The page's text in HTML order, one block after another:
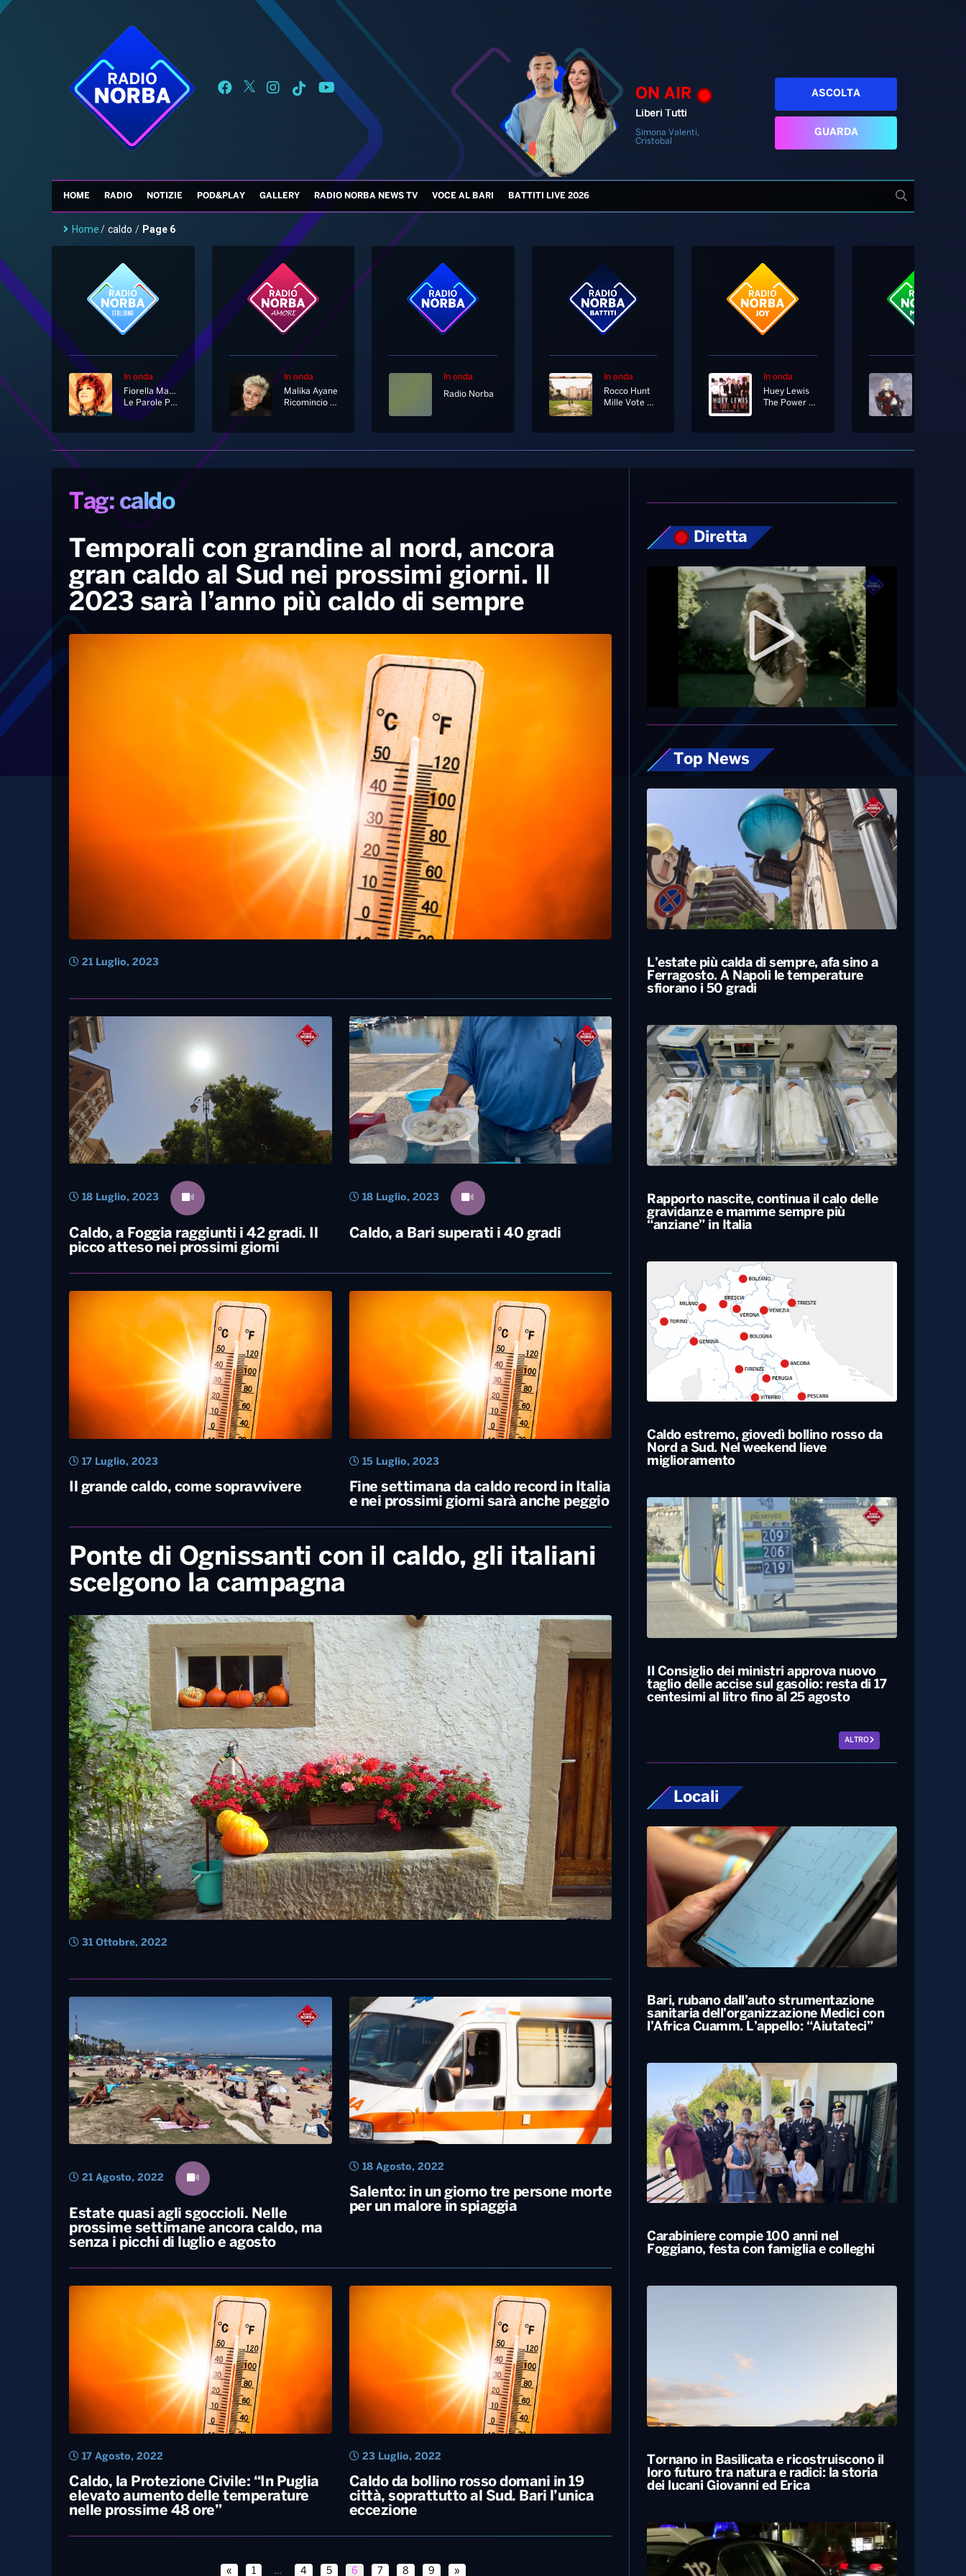
ON AIR
Liberi Tutti
Simona Valenti,
Cristobal
ASCOLTA
GUARDA
HOME RADIO NOTIZIE POD&PLAY GALLERY RADIO NORBA NEWS TV VOCE AL BARI BATTITI LIVE 2026
Home/ caldo / Page 6
In onda
Fiorella Mannoia
Le Parole Perdute
In onda
Malika Ayane
Ricomincio Da Qui
In onda
Radio Norba
In onda
Rocco Hunt
Mille Vote Ancora
In onda
Huey Lewis
The Power Of Love
Temporali con grandine al nord, ancora
gran caldo al Sud nei prossimi giorni. Il
2023 sarà l’anno più caldo di sempre
21 Luglio, 2023
Caldo, a Foggia raggiunti i 42 gradi. Il
Caldo, a Bari superati i 40 gradi
Il grande caldo, come sopravvivere
17 Luglio, 2023
Fine settimana da caldo record in Italia
e nei prossimi giorni sarà anche peggio
15 Luglio, 2023
Ponte di Ognissanti con il caldo, gli italiani
scelgono la campagna
31 Ottobre, 2022
Estate quasi agli sgoccioli. Nelle
prossime settimane ancora caldo, ma
21 Agosto, 2022
Salento: in un giorno tre persone morte
per un malore in spiaggia
Top News
L’estate più calda di sempre, afa sino a
Rapporto nascite, continua il calo delle
Caldo estremo, giovedì bollino rosso da
Il Consiglio dei ministri approva nuovo
taglio delle accise sul gasolio: resta di 17
centesimi al litro fino al 25 agosto
ALTRO
Locali
Bari, rubano dall’auto strumentazione